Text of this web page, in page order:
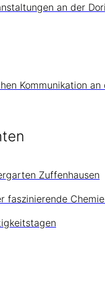
an der
Kommunikation
Zuffenhausen
faszinierende